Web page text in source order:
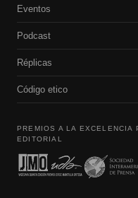
Eventos
Podcast
Réplicas
Código etico
PREMIOS A LA EXCELENCIA
EDITORIAL